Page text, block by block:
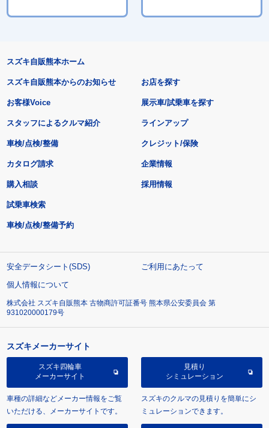
スズキ自販熊本ホーム
スズキ自販熊本からのお知らせ
お客様Voice
スタッフによるクルマ紹介
お店を探す
展示車/試乗車を探す
ラインアップ
車検/点検/整備 クレジット/保険
カタログ請求
購入相談
試乗車検索
車検/点検/整備予約
企業情報
採用情報
安全データシート(SDS)
ご利用にあたって
個人情報について
株式会社 スズキ自販熊本 古物商許可証番号 熊本県公安委員会 第
931020000179号
スズキメーカーサイト
スズキ四輪車
メーカーサイト
車種の詳細などメーカー情報をご覧
いただける、メーカーサイトです。
見積り
シミュレーション
スズキのクルマの見積りを簡単にシ
ミュレーションできます。